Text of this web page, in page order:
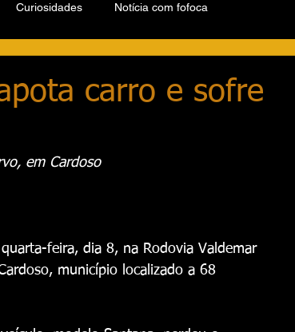
Curiosidades Notícia com fofoca
carro e sofre
em Cardoso
feira, dia 8, na Rodovia Valdemar
município localizado a 68